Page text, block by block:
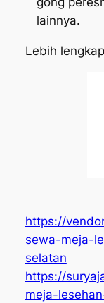
lainnya.
Lebih
https://
sewa-meja-
selatan
https://
meja-